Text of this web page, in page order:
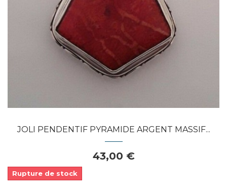
JOLI PENDENTIF PYRAMIDE ARGENT MASSIF...
43,00 €
Rupture de stock